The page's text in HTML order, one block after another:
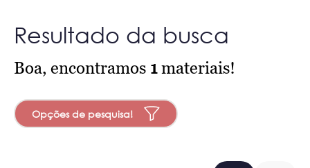
Resultado da busca
Boa, encontramos 1materiais!
Opções de pesquisa!